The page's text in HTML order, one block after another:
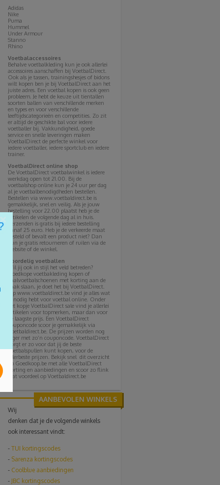
Adidas
Nike
Puma
Hummel
Under Armour
Stanno
Rhino
Voetbalaccessoires
Behalve voetbalkleding kun je ook allerlei
accessoires aanschaffen bij VoetbalDirect.
Ook als je tassen, trainingshesjes of bidons
wilt kopen ben je bij VoetbalDirect aan het
juiste adres. Een voetbal kopen is ook geen
probleem. Je hebt de keuze uit tientallen
soorten ballen van verschillende merken
en types en voor verschillende
leeftijdscategorieën en competities. Zo zit
er altijd de geschikte bal voor iedere
voetballer bij. Vakkundigheid, goede
service en snelle leveringen maken
VoetbalDirect de perfecte winkel voor
iedere voetballer, iedere sportclub en iedere
trainer.
VoetbalDirect online shop
De VoetbalDirect voetbalwinkel is iedere
werkdag open tot 21.00. Bij de
voetbalshop online kun je 24 uur per dag
al je voetbalbenodigdheden bestellen.
Bestellen via www.voetbaldirect.be is
gemakkelijk, snel en veilig. Als je jouw
bestelling voor 22.00 plaatst heb je de
artikelen de volgende dag al in huis.
Verzenden is gratis bij iedere bestelling
vanaf 25 euro. Heb je de verkeerde maat
besteld of bevalt een product niet? Dan
kun je gratis retourneren of ruilen via de
website of de winkel.
Voordelig voetballen
Wil jij ook in stijl het veld betreden?
Goedkope voetbakleding kopen of
zaalvoetbalschoenen met korting aan de
haak slaan, je doet het bij VoetbalDirect.
Op www.voetbaldirect.be vind je alles wat
je nodig hebt voor voetbal online. Onder
het kopje VoetbalDirect sale vind je allerlei
artikelen voor topmerken, maar dan voor
de laagste prijs. Een VoetbalDirect
couponcode scoor je gemakkelijk via
Voetbaldirect.be. De prijzen worden nog
lager met zo’n couponcode. VoetbalDirect
zorgt er zo voor dat jij de beste
voetbalspullen kunt kopen, voor de
allerbeste prijzen. Bekijk snel dit overzicht
op Goedkoop.be met alle VoetbalDirect
korting en aanbiedingen en scoor zo flink
wat voordeel op Voetbaldirect.be
AANBEVOLEN WINKELS
Wij
denken dat je de volgende winkels
ook interessant vindt:
- TUI kortingscodes
- Sarenza kortingscodes
- Coolblue aanbiedingen
- JBC kortingscodes